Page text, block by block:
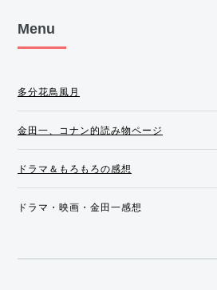
Menu
多分花鳥風月
金田一、コナン的読み物ページ
ドラマ＆もろもろの感想
ドラマ・映画・金田一感想